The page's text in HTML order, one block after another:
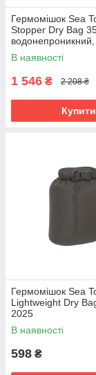
Гермомішок Sea
Stopper Dry Bag
В наявності
1 546 ₴ 2 208 ₴
Купити
Гермомішок Sea
Lightweight Dry
2025
В наявності
598 ₴